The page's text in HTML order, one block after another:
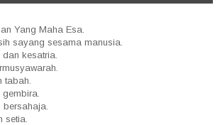
Yang Maha Esa.
sayang sesama manusia.
kesatria.
tabah.
bersahaja.
setia.